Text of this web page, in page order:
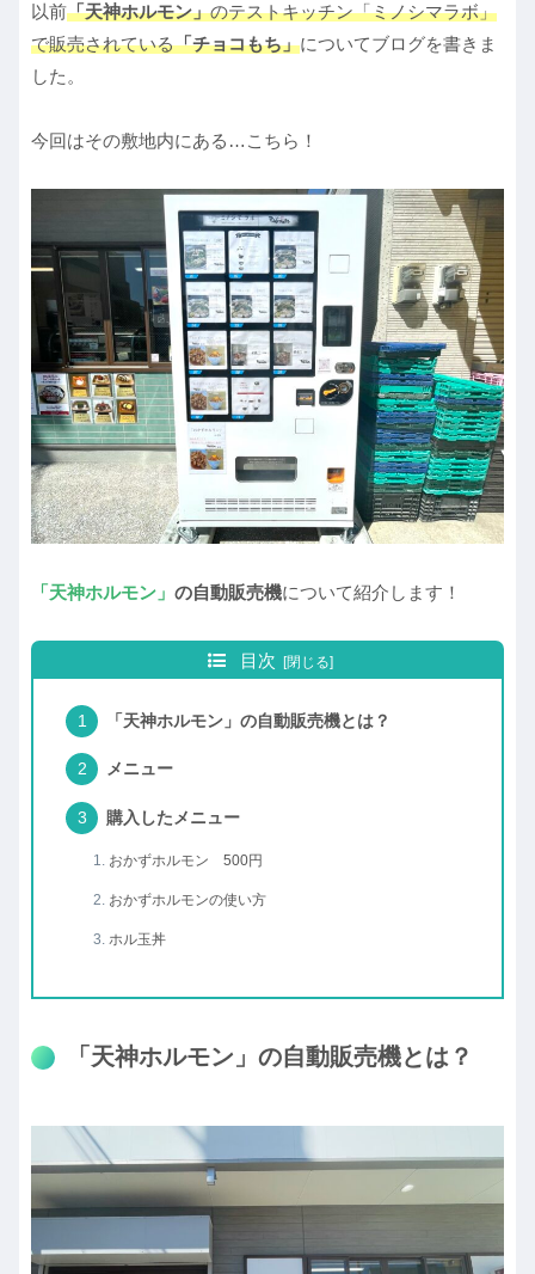
以前「天神ホルモン」のテストキッチン「ミノシマラボ」
で販売されている「チョコもち」についてブログを書きま
した。
今回はその敷地内にある…こちら！
「天神ホルモン」 の自動販売機について紹介します！
目次
「天神ホルモン」の自動販売機とは？
メニュー
購入したメニュー
おかずホルモン 500円
おかずホルモンの使い方
ホル玉丼
「天神ホルモン」の自動販売機とは？